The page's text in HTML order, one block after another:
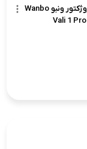
ویدئو پروژکتور ونبو Wanbo
Vali 1 Pro